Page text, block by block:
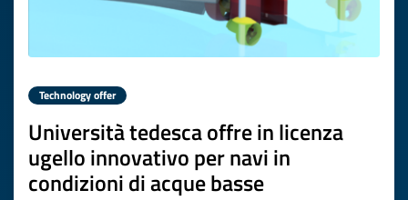
Technology offer
Università tedesca offre in licenza
ugello innovativo per navi in
condizioni di acque basse